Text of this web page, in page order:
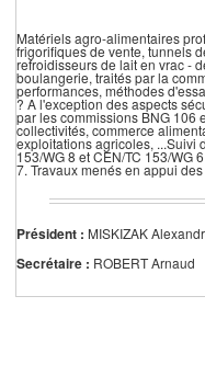
Matériels agro-alimentaires
frigorifiques de vente, tunnels
refroidisseurs de lait en vrac -
boulangerie, traités par la
performances, méthodes
? A l'exception des aspects
par les commissions BNG 106
collectivités, commerce
exploitations agricoles, ...Suivi
153/WG 8 et CEN/TC 153/WG
7. Travaux menés en appui
Président : MISKIZAK
Secrétaire : ROBERT Arnaud